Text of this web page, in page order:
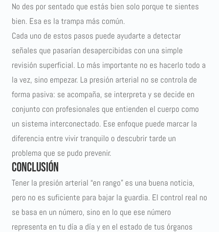
No des por sentado que estás bien solo porque te sientes
bien. Esa es la trampa más común.
Cada uno de estos pasos puede ayudarte a detectar
señales que pasarían desapercibidas con una simple
revisión superficial. Lo más importante no es hacerlo todo a
la vez, sino empezar. La presión arterial no se controla de
forma pasiva: se acompaña, se interpreta y se decide en
conjunto con profesionales que entienden el cuerpo como
un sistema interconectado. Ese enfoque puede marcar la
diferencia entre vivir tranquilo o descubrir tarde un
problema que se pudo prevenir.
Conclusión
Tener la presión arterial “en rango” es una buena noticia,
pero no es suficiente para bajar la guardia. El control real no
se basa en un número, sino en lo que ese número
representa en tu día a día y en el estado de tus órganos